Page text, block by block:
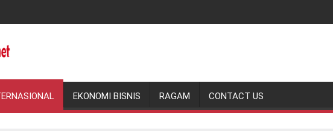
EKONOMI BISNIS RAGAM CONTACT US